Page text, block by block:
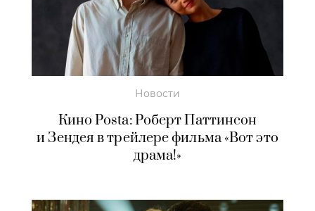
Новости
Кино Posta: Роберт Паттинсон
и Зендея в трейлере фильма «Вот это
драма!»